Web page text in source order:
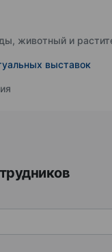
животный и
выставок